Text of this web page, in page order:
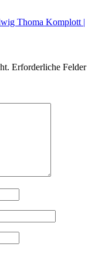
Thoma Komplott |
Erforderliche Felder